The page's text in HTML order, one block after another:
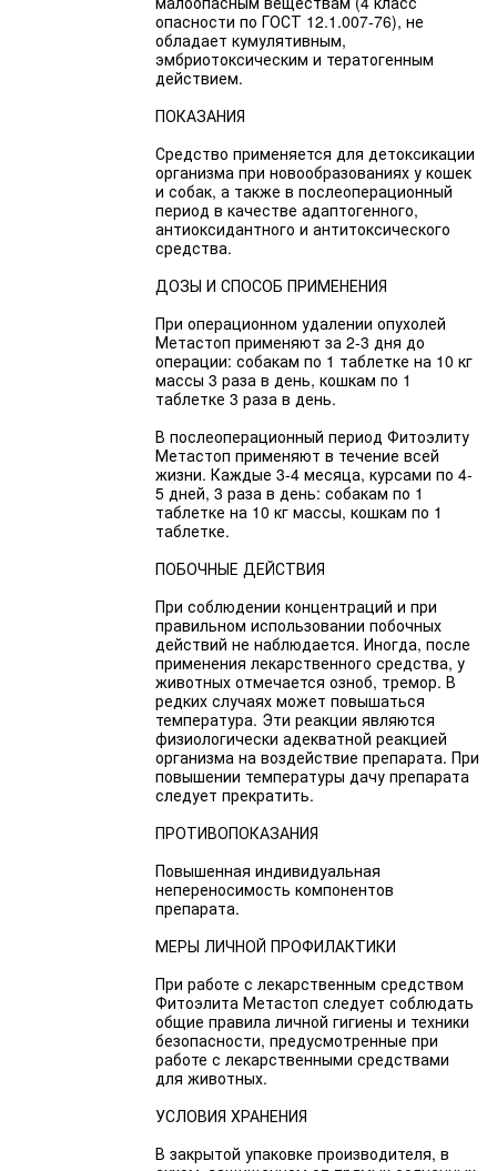
опасности по ГОСТ 12.1.007-76), не
обладает кумулятивным,
эмбриотоксическим и тератогенным
действием.
ПОКАЗАНИЯ
Средство применяется для детоксикации
организма при новообразованиях у кошек
и собак, а также в послеоперационный
период в качестве адаптогенного,
антиоксидантного и антитоксического
средства.
ДОЗЫ И СПОСОБ ПРИМЕНЕНИЯ
При операционном удалении опухолей
Метастоп применяют за 2-3 дня до
операции: собакам по 1 таблетке на 10 кг
массы 3 раза в день, кошкам по 1
таблетке 3 раза в день.
В послеоперационный период Фитоэлиту
Метастоп применяют в течение всей
жизни. Каждые 3-4 месяца, курсами по 4-
5 дней, 3 раза в день: собакам по 1
таблетке на 10 кг массы, кошкам по 1
таблетке.
ПОБОЧНЫЕ ДЕЙСТВИЯ
При соблюдении концентраций и при
правильном использовании побочных
действий не наблюдается. Иногда, после
применения лекарственного средства, у
животных отмечается озноб, тремор. В
редких случаях может повышаться
температура. Эти реакции являются
физиологически адекватной реакцией
организма на воздействие препарата. При
повышении температуры дачу препарата
следует прекратить.
ПРОТИВОПОКАЗАНИЯ
Повышенная индивидуальная
непереносимость компонентов
препарата.
МЕРЫ ЛИЧНОЙ ПРОФИЛАКТИКИ
При работе с лекарственным средством
Фитоэлита Метастоп следует соблюдать
общие правила личной гигиены и техники
безопасности, предусмотренные при
работе с лекарственными средствами
для животных.
УСЛОВИЯ ХРАНЕНИЯ
В закрытой упаковке производителя, в